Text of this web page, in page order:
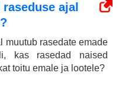
ajal
muutub rasedate emade
kas rasedad naised
toitu emale ja lootele?